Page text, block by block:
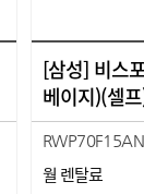
[삼성] 비스
베이지)(셀
월 렌탈료